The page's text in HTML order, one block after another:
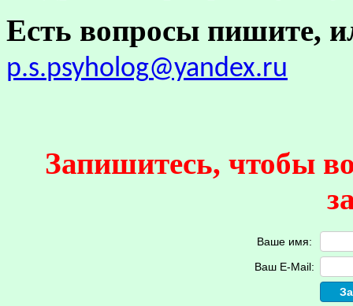
Есть вопросы пишите,
p.s.psyholog@yandex.ru
Запишитесь, чтобы
Ваше имя:
Ваш E-Mail: